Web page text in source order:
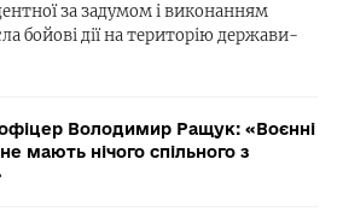
за задумом і виконанням
бойові дії на територію держави-
Володимир Ращук: «Воєнні
мають нічого спільного з